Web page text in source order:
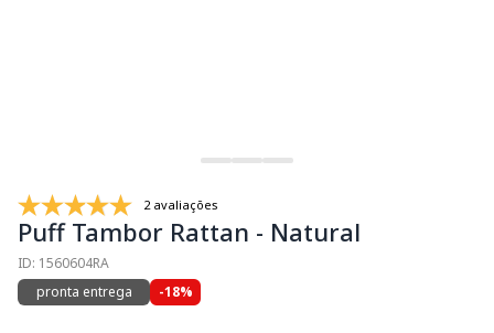
2 avaliações
Puff Tambor Rattan - Natural
ID: 1560604RA
pronta entrega
-18%